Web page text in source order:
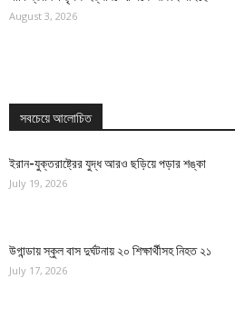
August 3, 2026
সবচেয়ে আলোচিত
ইরান-যুক্তরাষ্ট্রের যুদ্ধ আরও ছড়িয়ে পড়ার শঙ্কা
July 19, 2026
উগান্ডায় স্কুল বাস দুর্ঘটনায় ২০ শিক্ষার্থীসহ নিহত ২১
July 17, 2026